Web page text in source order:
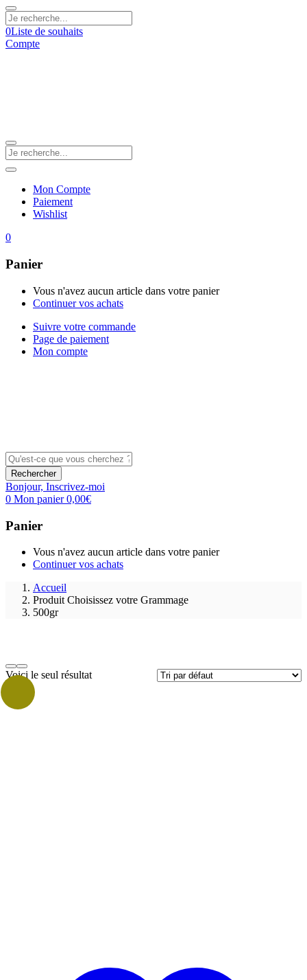
0Liste de souhaits
Compte
Mon Compte
Paiement
Wishlist
0
Panier
Vous n'avez aucun article dans votre panier
Continuer vos achats
Suivre votre commande
Page de paiement
Mon compte
Rechercher
Bonjour, Inscrivez-moi
0 Mon panier0,00€
Panier
Vous n'avez aucun article dans votre panier
Continuer vos achats
Accueil
Produit Choisissez votre Grammage
500gr
Prix
Voici le seul résultat